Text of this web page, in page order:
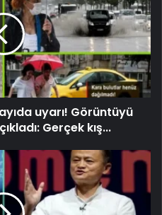
uyarı! Görüntüyü
Gerçek kış...